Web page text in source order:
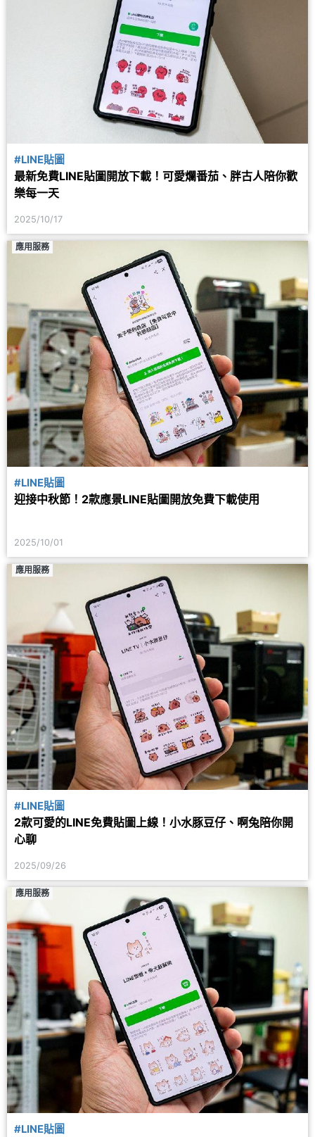
#LINE貼圖
最新免費LINE貼圖開放下載！可愛爛番茄、胖古人陪你歡
樂每一天
2025/10/17
應用服務
#LINE貼圖
迎接中秋節！2款應景LINE貼圖開放免費下載使用
2025/10/01
應用服務
#LINE貼圖
2款可愛的LINE免費貼圖上線！小水豚豆仔、啊兔陪你開
心聊
2025/09/26
應用服務
#LINE貼圖